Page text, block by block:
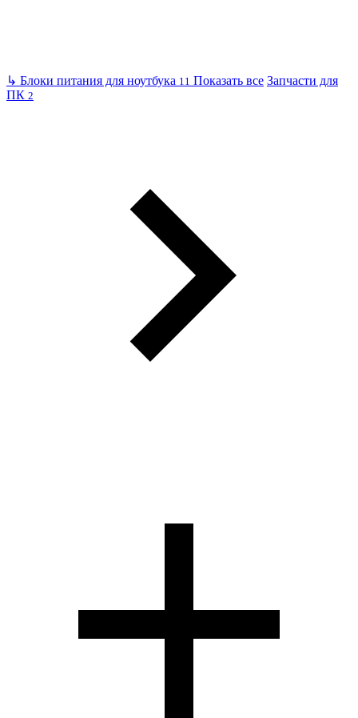
↳ Блоки питания для ноутбука 11 Показать все Запчасти для
ПК 2